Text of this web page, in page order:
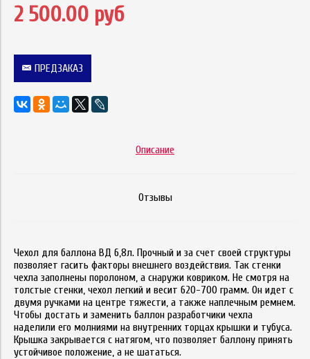
2 500.00 руб
ПРЕДЗАКАЗ
Описание
Отзывы
Чехол для баллона ВД 6,8л. Прочный и за счет своей структуры
позволяет гасить факторы внешнего воздействия. Так стенки
чехла заполнены поролоном, а снаружи ковриком. Не смотря на
толстые стенки, чехол легкий и весит 620-700 грамм. Он идет с
двумя ручками на центре тяжести, а также наплечным ремнем.
Чтобы достать и заменить баллон разработчики чехла
наделили его молниями на внутренних торцах крышки и тубуса.
Крышка закрывается с натягом, что позволяет баллону принять
устойчивое положение, а не шататься.